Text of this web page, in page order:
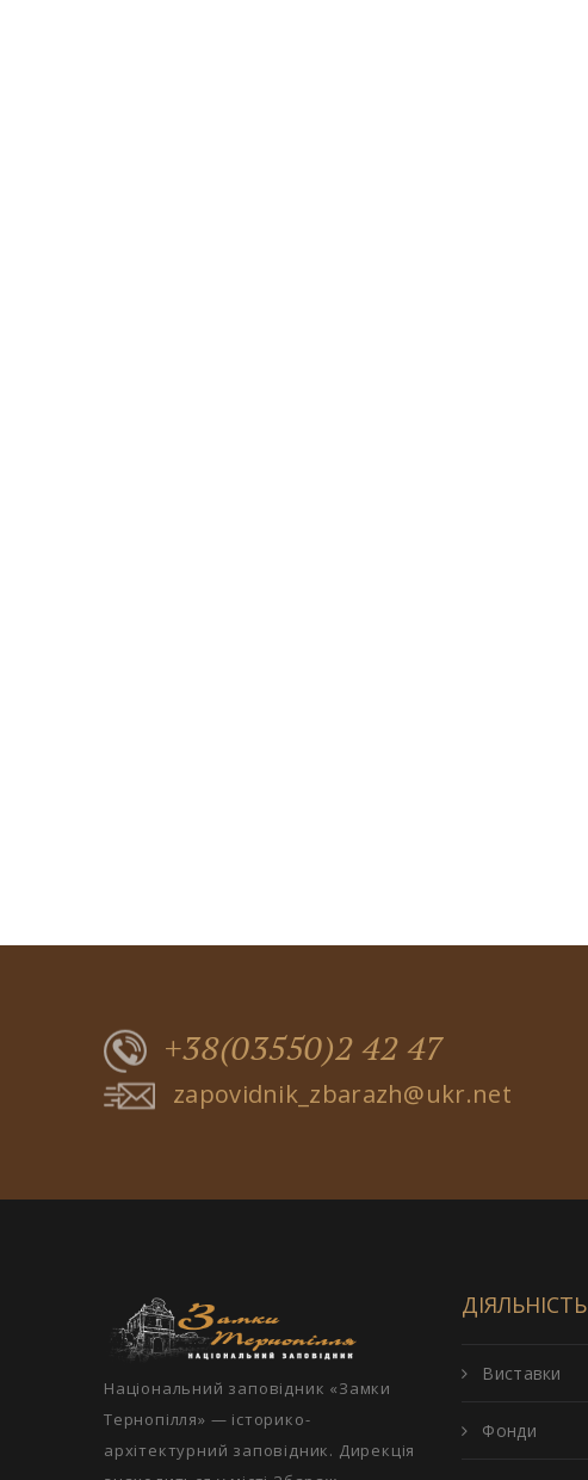
+38(03550)2 42 47
zapovidnik_zbarazh@ukr.net
Національний заповідник «Замки
Тернопілля» — історико-
архітектурний заповідник. Дирекція
ДІЯЛЬНІСТЬ
Виставки
Фонди